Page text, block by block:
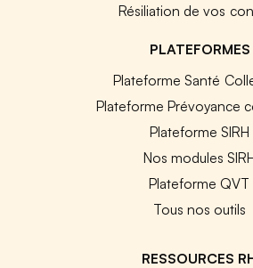
Résiliation de vos
PLATEFORMES
Plateforme Santé
Plateforme Prévoyance
Plateforme SIRH
Nos modules
Plateforme QVT
Tous nos outils
RESSOURCES